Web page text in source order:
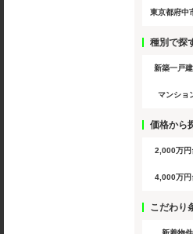
東京都府中
種別で探
新築一戸
マンショ
価格から
2,000万円
4,000万円
こだわり